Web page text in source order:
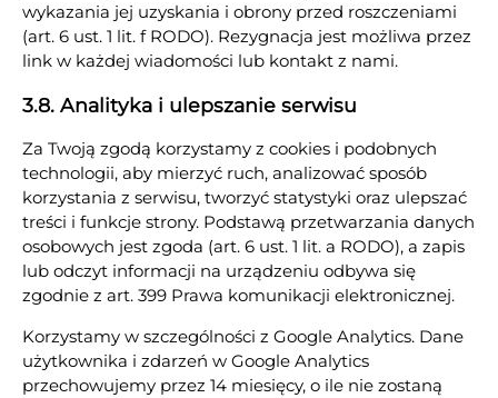
wykazania jej uzyskania i obrony przed roszczeniami
(art. 6 ust. 1 lit. f RODO). Rezygnacja jest możliwa przez
link w każdej wiadomości lub kontakt z nami.
3.8. Analityka i ulepszanie serwisu
Za Twoją zgodą korzystamy z cookies i podobnych
technologii, aby mierzyć ruch, analizować sposób
korzystania z serwisu, tworzyć statystyki oraz ulepszać
treści i funkcje strony. Podstawą przetwarzania danych
osobowych jest zgoda (art. 6 ust. 1 lit. a RODO), a zapis
lub odczyt informacji na urządzeniu odbywa się
zgodnie z art. 399 Prawa komunikacji elektronicznej.
Korzystamy w szczególności z Google Analytics. Dane
użytkownika i zdarzeń w Google Analytics
przechowujemy przez 14 miesięcy, o ile nie zostaną